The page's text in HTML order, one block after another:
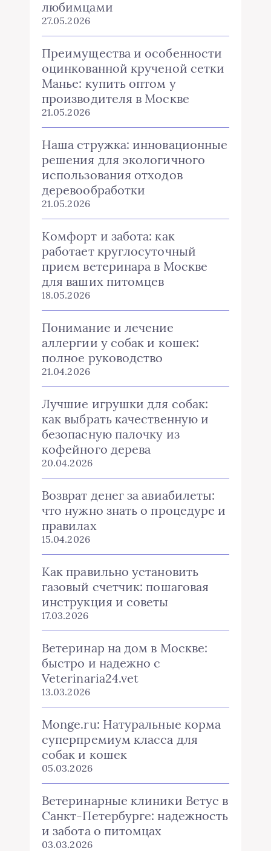
любимцами
27.05.2026
Преимущества и особенности
оцинкованной крученой сетки
Манье: купить оптом у
производителя в Москве
21.05.2026
Наша стружка: инновационные
решения для экологичного
использования отходов
деревообработки
21.05.2026
Комфорт и забота: как
работает круглосуточный
прием ветеринара в Москве
для ваших питомцев
18.05.2026
Понимание и лечение
аллергии у собак и кошек:
полное руководство
21.04.2026
Лучшие игрушки для собак:
как выбрать качественную и
безопасную палочку из
кофейного дерева
20.04.2026
Возврат денег за авиабилеты:
что нужно знать о процедуре и
правилах
15.04.2026
Как правильно установить
газовый счетчик: пошаговая
инструкция и советы
17.03.2026
Ветеринар на дом в Москве:
быстро и надежно с
Veterinaria24.vet
13.03.2026
Monge.ru: Натуральные корма
суперпремиум класса для
собак и кошек
05.03.2026
Ветеринарные клиники Ветус в
Санкт-Петербурге: надежность
и забота о питомцах
03.03.2026